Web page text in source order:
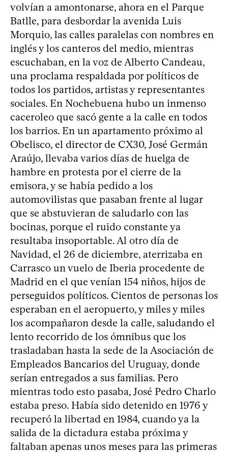
volvían a amontonarse, ahora en el Parque
Batlle, para desbordar la avenida Luis
Morquio, las calles paralelas con nombres en
inglés y los canteros del medio, mientras
escuchaban, en la voz de Alberto Candeau,
una proclama respaldada por políticos de
todos los partidos, artistas y representantes
sociales. En Nochebuena hubo un inmenso
caceroleo que sacó gente a la calle en todos
los barrios. En un apartamento próximo al
Obelisco, el director de CX30, José Germán
Araújo, llevaba varios días de huelga de
hambre en protesta por el cierre de la
emisora, y se había pedido a los
automovilistas que pasaban frente al lugar
que se abstuvieran de saludarlo con las
bocinas, porque el ruido constante ya
resultaba insoportable. Al otro día de
Navidad, el 26 de diciembre, aterrizaba en
Carrasco un vuelo de Iberia procedente de
Madrid en el que venían 154 niños, hijos de
perseguidos políticos. Cientos de personas los
esperaban en el aeropuerto, y miles y miles
los acompañaron desde la calle, saludando el
lento recorrido de los ómnibus que los
trasladaban hasta la sede de la Asociación de
Empleados Bancarios del Uruguay, donde
serían entregados a sus familias. Pero
mientras todo esto pasaba, José Pedro Charlo
estaba preso. Había sido detenido en 1976 y
recuperó la libertad en 1984, cuando ya la
salida de la dictadura estaba próxima y
faltaban apenas unos meses para las primeras